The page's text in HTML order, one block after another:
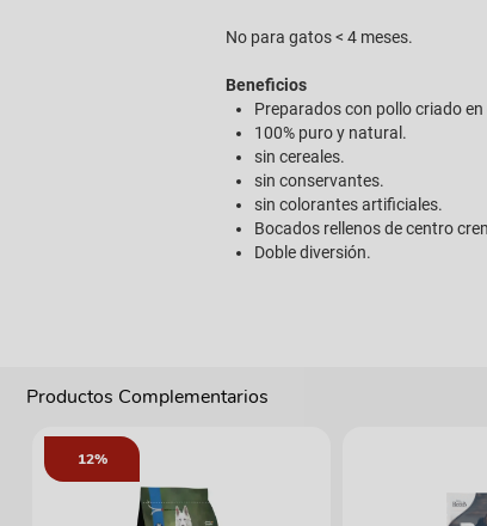
No para gatos < 4 meses.
Beneficios
Preparados con pollo criado
100% puro y natural.
sin cereales.
sin conservantes.
sin colorantes artificiales.
Bocados rellenos de centro
Doble diversión.
Productos Complementarios
12%